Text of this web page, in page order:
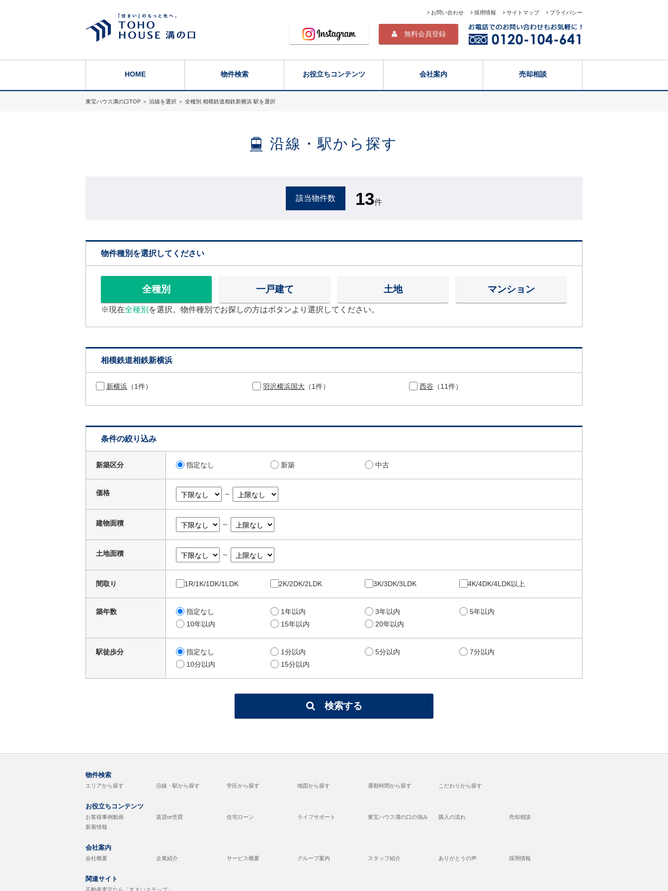
無料会員登録
お問い合わせ 採用情報 サイトマップ プライバシー
HOME 物件検索 お役立ちコンテンツ 会社案内 売却相談
東宝ハウス溝の口TOP ＞ 沿線を選択 ＞ 全種別 相模鉄道相鉄新横浜 駅を選択
沿線・駅から探す
該当物件数 13件
物件種別を選択してください
全種別 一戸建て 土地 マンション
※現在全種別 を選択。物件種別でお探しの方はボタンより選択してください。
相模鉄道相鉄新横浜
新横浜 （1件） 羽沢横浜国大 （1件） 西谷 （11件）
条件の絞り込み
新築区分 指定なし 新築 中古
価格 ～
建物面積 ～
土地面積 ～
間取り 1R/1K/1DK/1LDK 2K/2DK/2LDK 3K/3DK/3LDK 4K/4DK/4LDK以上
築年数 指定なし 1年以内 3年以内
5年以内
10年以内
15年以内 20年以内
駅徒歩分 指定なし 1分以内 5分以内
7分以内
10分以内
15分以内
検索する
物件検索
エリアから探す 沿線・駅から探す 学区から探す 地図から探す 通勤時間から探す こだわりから探す
お役立ちコンテンツ
お客様事例動画 賃貸or売買 住宅ローン ライフサポート 東宝ハウス溝の口の強み 購入の流れ
売却相談
新着情報
会社案内
会社概要 企業紹介 サービス概要 グループ案内 スタッフ紹介 ありがとうの声 採用情報
関連サイト
不動産査定なら「すまいステップ」